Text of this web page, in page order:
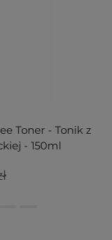
Toner - Tonik z
- 150ml